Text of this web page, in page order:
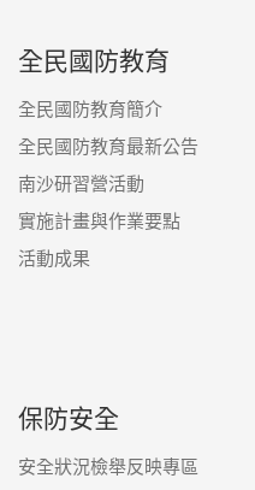
全民國防教育
全民國防教育簡介
全民國防教育最新公告
南沙研習營活動
實施計畫與作業要點
活動成果
保防安全
安全狀況檢舉反映專區